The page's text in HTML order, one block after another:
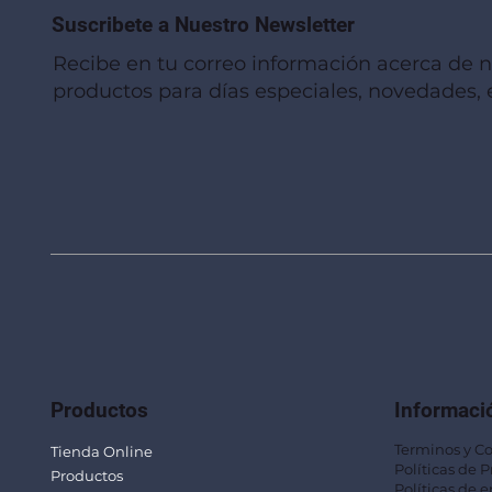
Suscribete a Nuestro Newsletter
Recibe en tu correo información acerca de
productos para días especiales, novedades,
Productos
Tienda Online
Productos
Terminos y
Políticas de